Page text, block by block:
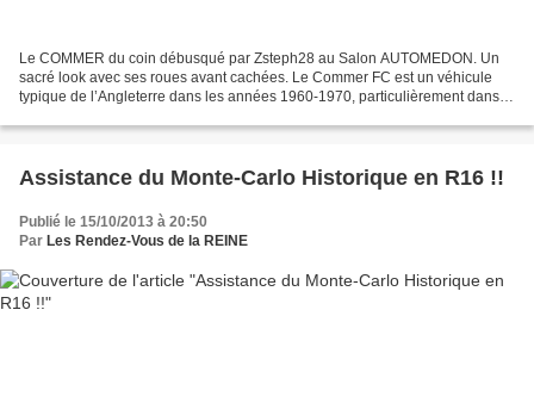
Le COMMER du coin débusqué par Zsteph28 au Salon AUTOMEDON. Un
sacré look avec ses roues avant cachées. Le Commer FC est un véhicule
typique de l’Angleterre dans les années 1960-1970, particulièrement dans
Assistance du Monte-Carlo Historique en R16 !!
Publié le 15/10/2013 à 20:50
Par Les Rendez-Vous de la REINE